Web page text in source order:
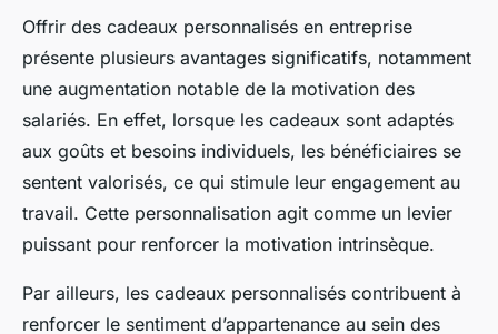
Offrir des cadeaux personnalisés en entreprise
présente plusieurs avantages significatifs, notamment
une augmentation notable de la motivation des
salariés. En effet, lorsque les cadeaux sont adaptés
aux goûts et besoins individuels, les bénéficiaires se
sentent valorisés, ce qui stimule leur engagement au
travail. Cette personnalisation agit comme un levier
puissant pour renforcer la motivation intrinsèque.
Par ailleurs, les cadeaux personnalisés contribuent à
renforcer le sentiment d’appartenance au sein des